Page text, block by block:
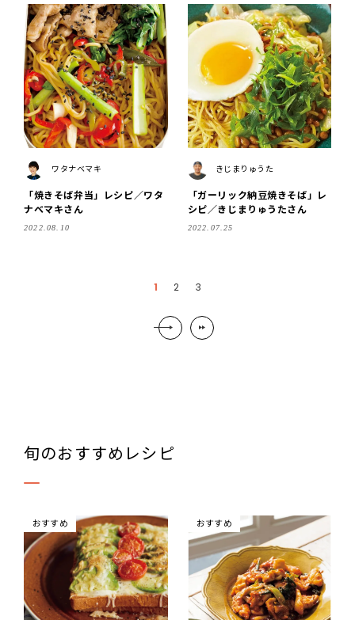
ワタナベマキ
「焼きそば弁当」レシピ／ワタ
ナベマキさん
2022.08.10
きじまりゅうた
「ガーリック納豆焼きそば」レ
シピ／きじまりゅうたさん
2022.07.25
1 2 3
旬のおすすめレシピ
おすすめ おすすめ